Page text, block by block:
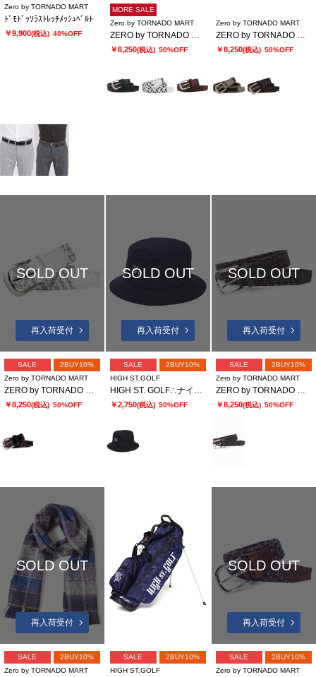
Zero by TORNADO MART
ﾄﾞﾓﾄﾞｯｿﾗｽﾄﾚｯﾁﾒｯｼｭﾍﾞﾙﾄ
￥9,900(税込) 40%OFF
MORE SALE
Zero by TORNADO MART
ZERO by TORNADO MART∴ドモドッソラストレッチメッシュベルト
￥8,250(税込) 50%OFF
Zero by TORNADO MART
ZERO by TORNADO MART∴ドモドッソラ ストレッチメッシュベルト
￥8,250(税込) 50%OFF
SOLD OUT
再入荷受付
SALE
2BUY10%
Zero by TORNADO MART
ZERO by TORNADO MART∴ドモドッソラ レザーストレッチメッシュベルト
￥8,250(税込) 50%OFF
SOLD OUT
再入荷受付
SALE
2BUY10%
HIGH ST.GOLF
HIGH ST. GOLF∴ナイロンバケットハット
￥2,750(税込) 50%OFF
SOLD OUT
再入荷受付
SALE
2BUY10%
Zero by TORNADO MART
ZERO by TORNADO MART∴レザーストレッチメッシュベルト
￥8,250(税込) 50%OFF
SOLD OUT
再入荷受付
SALE
2BUY10%
Zero by TORNADO MART
SALE
2BUY10%
HIGH ST.GOLF
SOLD OUT
再入荷受付
SALE
2BUY10%
Zero by TORNADO MART